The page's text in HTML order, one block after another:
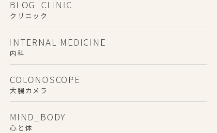
BLOG_CLINIC
クリニック
INTERNAL-MEDICINE
内科
COLONOSCOPE
大腸カメラ
MIND_BODY
心と体